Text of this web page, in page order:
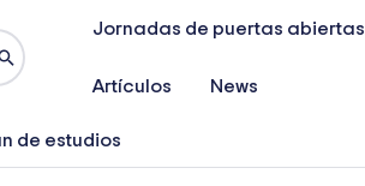
Jornadas de puertas abiertas
Artículos News
de estudios